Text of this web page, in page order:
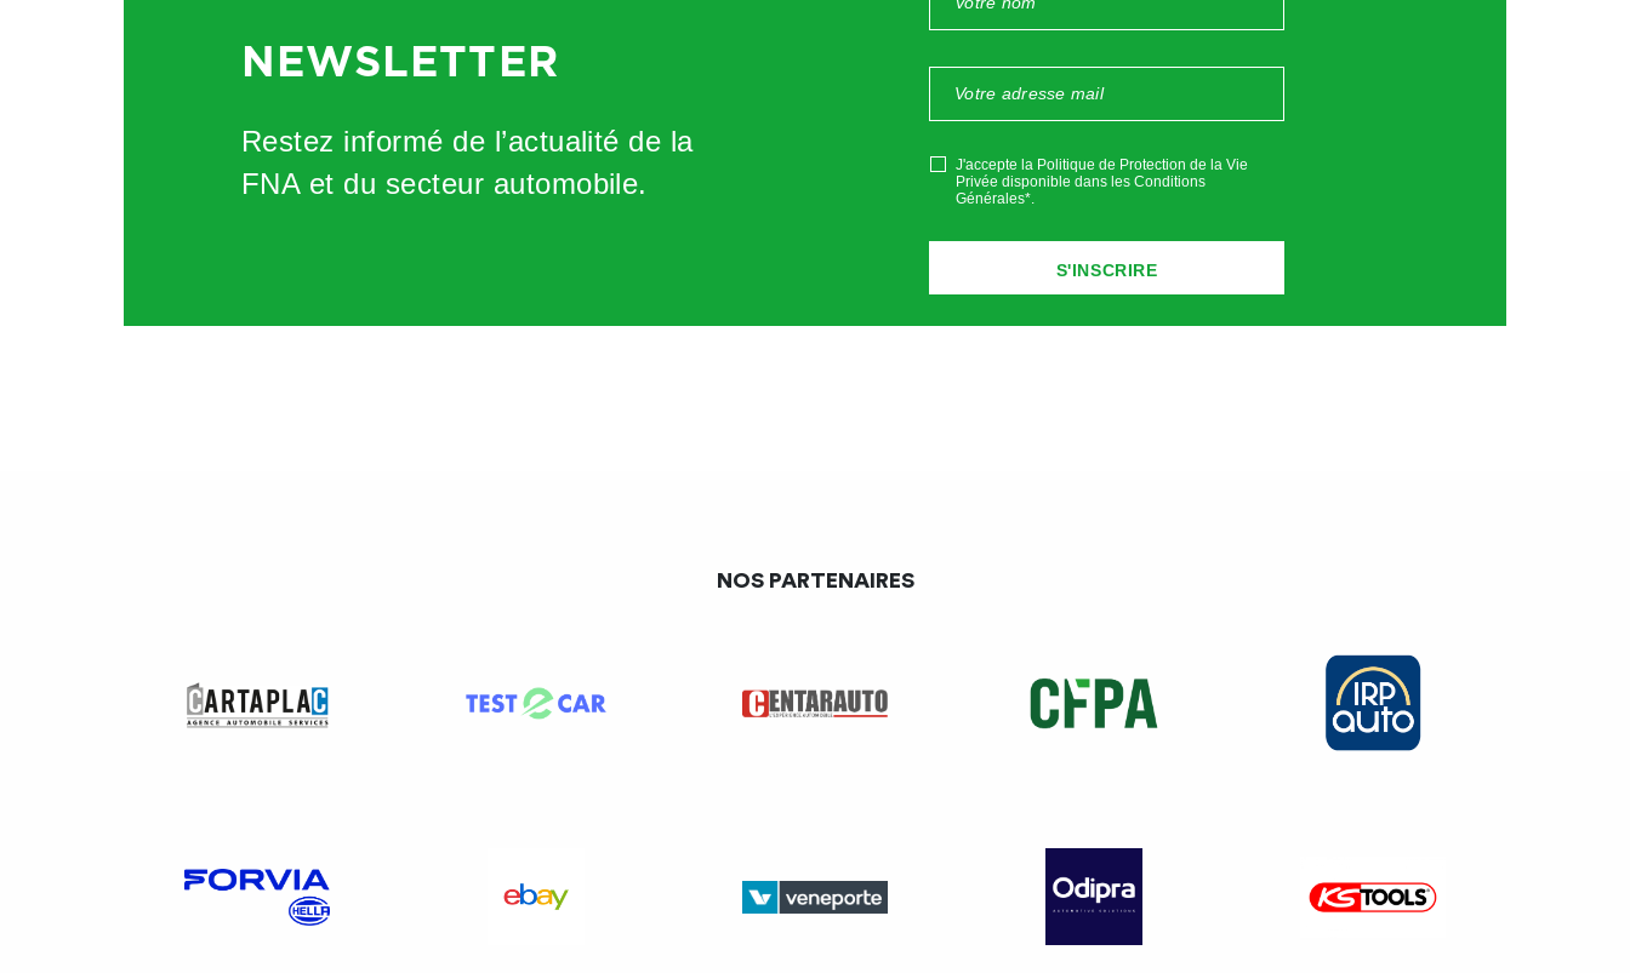
NEWSLETTER
Restez informé de l’actualité de la
FNA et du secteur automobile.
J'accepte la Politique de Protection de la Vie
Privée disponible dans les Conditions
Générales*.
NOS PARTENAIRES